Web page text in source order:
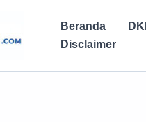
Beranda
Disclaimer